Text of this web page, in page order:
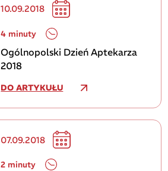
10.09.2018
4 minuty
Ogólnopolski Dzień Aptekarza
2018
DO ARTYKUŁU
07.09.2018
2 minuty